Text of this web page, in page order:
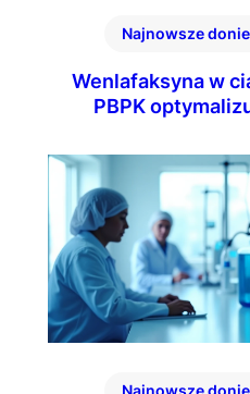
Najnowsze
Wenlafaksyna w
PBPK
Najnowsze